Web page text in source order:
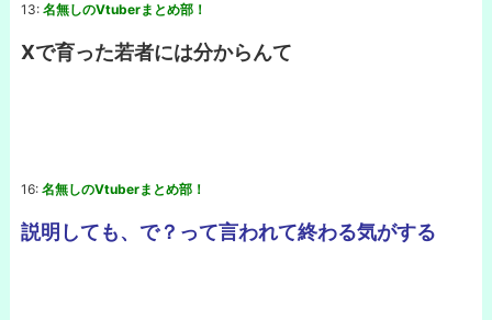
13: 名無しのVtuberまとめ部！
Xで育った若者には分からんて
16: 名無しのVtuberまとめ部！
説明しても、で？って言われて終わる気がする